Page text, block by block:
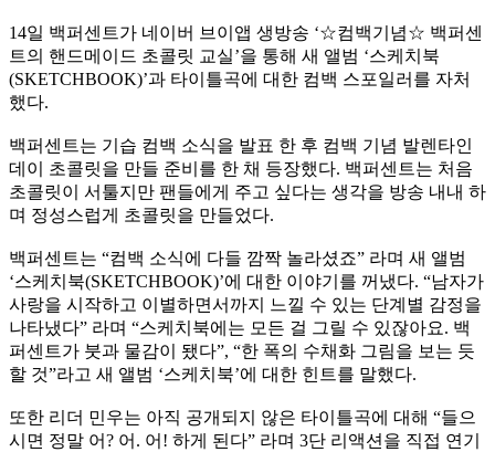
14일 백퍼센트가 네이버 브이앱 생방송 ‘☆컴백기념☆ 백퍼센
트의 핸드메이드 초콜릿 교실’을 통해 새 앨범 ‘스케치북
(SKETCHBOOK)’과 타이틀곡에 대한 컴백 스포일러를 자처
했다.
백퍼센트는 기습 컴백 소식을 발표 한 후 컴백 기념 발렌타인
데이 초콜릿을 만들 준비를 한 채 등장했다. 백퍼센트는 처음
초콜릿이 서툴지만 팬들에게 주고 싶다는 생각을 방송 내내 하
며 정성스럽게 초콜릿을 만들었다.
백퍼센트는 “컴백 소식에 다들 깜짝 놀라셨죠” 라며 새 앨범
‘스케치북(SKETCHBOOK)’에 대한 이야기를 꺼냈다. “남자가
사랑을 시작하고 이별하면서까지 느낄 수 있는 단계별 감정을
나타냈다” 라며 “스케치북에는 모든 걸 그릴 수 있잖아요. 백
퍼센트가 붓과 물감이 됐다”, “한 폭의 수채화 그림을 보는 듯
할 것”라고 새 앨범 ‘스케치북’에 대한 힌트를 말했다.
또한 리더 민우는 아직 공개되지 않은 타이틀곡에 대해 “들으
시면 정말 어? 어. 어! 하게 된다” 라며 3단 리액션을 직접 연기